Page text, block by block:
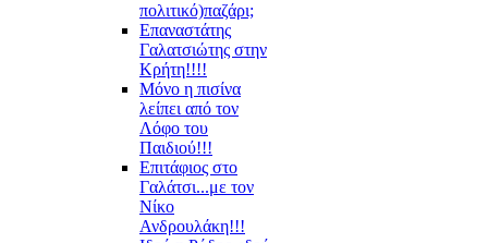
πολιτικό)παζάρι;
Επαναστάτης
Γαλατσιώτης στην
Κρήτη!!!!
Μόνο η πισίνα
λείπει από τον
Λόφο του
Παιδιού!!!
Επιτάφιος στο
Γαλάτσι...με τον
Νίκο
Ανδρουλάκη!!!